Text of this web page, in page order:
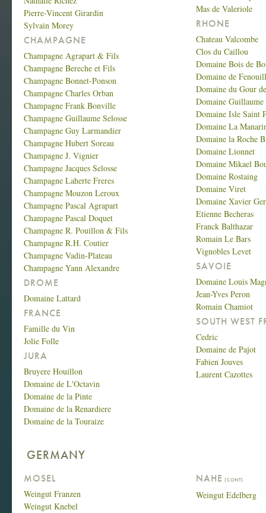
Pierre-Vincent Girardin
Sylvain Morey
CHAMPAGNE
Champagne Agrapart & Fils
Champagne Bereche et Fils
Champagne Bonnet-Ponson
Champagne Charles Orban
Champagne Frank Bonville
Champagne Guillaume Selosse
Champagne Guy Larmandier
Champagne Hubert Soreau
Champagne J. Vignier
Champagne Jacques Selosse
Champagne Laherte Freres
Champagne Mouzon Leroux
Champagne Pascal Agrapart
Champagne Pascal Doquet
Champagne R. Pouillon & Fils
Champagne R.H. Coutier
Champagne Vadin-Plateau
Champagne Yann Alexandre
DROME
Domaine Lattard
FRANCE
Famille du Vin
Jolie Folle
JURA
Bruyere Houillon
Domaine de L'Octavin
Domaine de la Pinte
Domaine de la Renardiere
Domaine de la Touraize
Mas de Valeriole
RHONE
Chateau Valcombe
Clos du Caillou
Domaine Bois de
Domaine de
Domaine du Gour
Domaine
Domaine Isle Saint
Domaine La
Domaine la Roche
Domaine Lionnet
Domaine Mikael
Domaine Rostaing
Domaine Viret
Domaine Xavier
Etienne Becheras
Franck Balthazar
Romain Le Bars
Vignobles Levet
SAVOIE
Domaine Louis
Jean-Yves Peron
Romain Chamiot
SOUTH WEST
Cedric
Domaine de Pajot
Fabien Jouves
Laurent Cazottes
GERMANY
MOSEL
Weingut Franzen
Weingut Knebel
NAHE (CONT)
Weingut Edelberg